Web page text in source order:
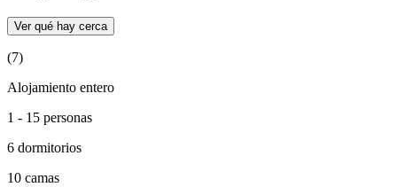
Ver qué hay cerca
(7)
Alojamiento entero
1 - 15 personas
6 dormitorios
10 camas